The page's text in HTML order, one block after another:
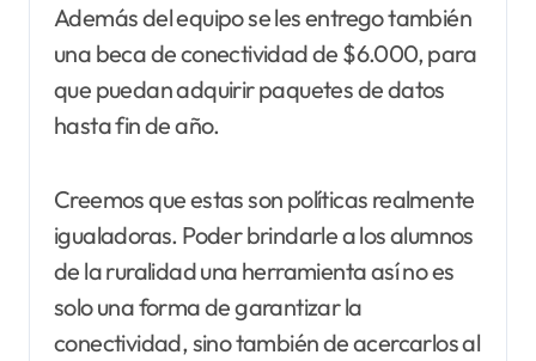
Además del equipo se les entrego también
una beca de conectividad de $6.000, para
que puedan adquirir paquetes de datos
hasta fin de año.
Creemos que estas son políticas realmente
igualadoras. Poder brindarle a los alumnos
de la ruralidad una herramienta así no es
solo una forma de garantizar la
conectividad, sino también de acercarlos al